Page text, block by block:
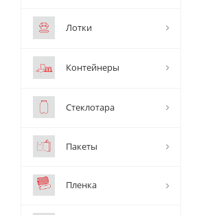
Лотки
Контейнеры
Стеклотара
Пакеты
Пленка